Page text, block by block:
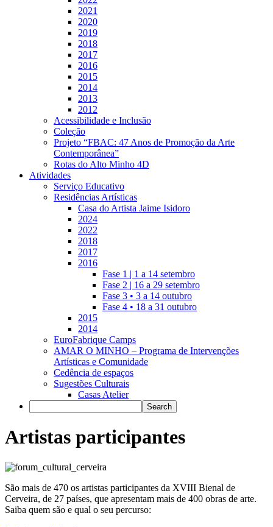
2021
2020
2019
2018
2017
2016
2015
2014
2013
2012
Acessibilidade e Inclusão
Coleção
Projeto “FBAC: 47 Anos de Promoção da Arte
Contemporânea”
Rotas do Alto Minho 4D
Atividades
Serviço Educativo
Residências Artísticas
Casa do Artista Jaime Isidoro
2024
2022
2018
2017
2016
Fase 1 | 1 a 14 setembro
Fase 2 | 16 a 29 setembro
Fase 3 • 3 a 14 outubro
Fase 4 • 18 a 31 outubro
2015
2014
EuroFabrique Camps
AMAR O MINHO – Programa de Intervenções
Artísticas e Comunidade
Cedência de espaços
Sugestões Culturais
Casas Atelier
Artistas participantes
São mais de 470 os artistas participantes da XVIII Bienal de
Cerveira, de 27 países, que apresentam mais de 400 obras de arte.
Saiba quem são e qual o seu percurso: